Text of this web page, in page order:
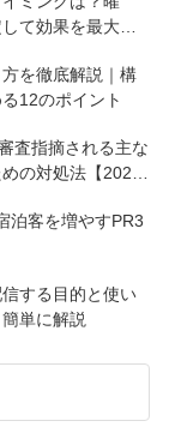
て効果を最大化
を徹底解説｜構
12のポイント
査指摘される主な
の対処法【2025
泊客を増やすPR3
する目的と使い
単に解説